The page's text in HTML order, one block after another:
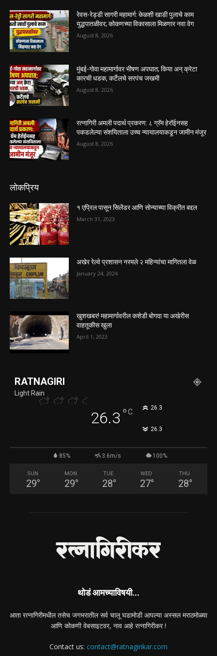
रेवस-रेड्डी सागरी महामार्ग: केळशी खाडी पुलाचे काम
युद्धपातळीवर; कोकणच्या विकासाला मिळणार नवा वेग
August 8, 2026
मुंबई-गोवा महामार्गावर भीषण अपघात; किया अन् क्रेटा
कारची धडक, कर्टेलचे सरपंच जखमी
August 8, 2026
रत्नागिरी अमली पदार्थ प्रकरण: ८ ग्रॅम हेरॉईनसह
पकडलेल्या संशयिताला उच्च न्यायालयाकडून जामीन मंजूर
August 8, 2026
लोकप्रिय
१ एप्रिल पासून सिलेंडर आणि सोन्याच्या विक्रीत बद्दल
March 31, 2023
अखेर रेल्वे प्रशासन नरमले २ महिन्यांचा मागितला वेळ
January 24, 2024
खुशखबर! महामार्गावरील कशेडी बोगदा या अखेरीस
वाहतूकीस खुला
April 1, 2023
RATNAGIRI
Light Rain
26.3 °C 26.3
26.3
85% 3.6m/s 100%
SUN
29°
MON
29°
TUE
28°
WED
27°
THU
28°
थोडं आमच्याविषयी...
आता रत्नागिरीमधील तसेच जगभरातील सर्व चालू घडामोडी आपल्या अस्सल मराठमोळ्या
आणि कोकणी वेबसाइटवर, नाव आहे रत्नागिरीकर !
Contact us: contact@ratnagirikar.com